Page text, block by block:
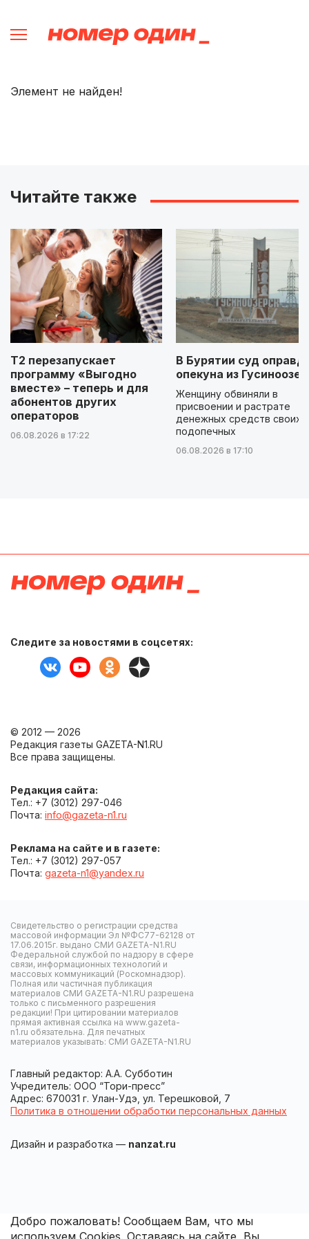
Элемент не найден!
Читайте также
Т2 перезапускает
программу «Выгодно
вместе» – теперь и для
абонентов других
операторов
06.08.2026 в 17:22
В Бурятии суд
опекуна из
Женщину обвиняли в
присвоении и растрате
денежных средств своих
подопечных
06.08.2026 в 17:10
Следите за новостями в соцсетях:
© 2012 — 2026
Редакция газеты GAZETA-N1.RU
Все права защищены.
Редакция сайта:
Тел.: +7 (3012) 297-046
Почта: info@gazeta-n1.ru
Реклама на сайте и в газете:
Тел.: +7 (3012) 297-057
Почта: gazeta-n1@yandex.ru
Свидетельство о регистрации средства
массовой информации Эл №ФС77-62128 от
17.06.2015г. выдано СМИ GAZETA-N1.RU
Федеральной службой по надзору в сфере
связи, информационных технологий и
массовых коммуникаций (Роскомнадзор).
Полная или частичная публикация
материалов СМИ GAZETA-N1.RU разрешена
только с письменного разрешения
редакции! При цитировании материалов
прямая активная ссылка на www.gazeta-
n1.ru обязательна. Для печатных
материалов указывать: СМИ GAZETA-N1.RU
Главный редактор: А.А. Субботин
Учредитель: ООО “Тори-пресс”
Адрес: 670031 г. Улан-Удэ, ул. Терешковой, 7
Политика в отношении обработки персональных данных
Дизайн и разработка — nanzat.ru
Добро пожаловать! Сообщаем Вам, что мы
используем Cookies. Оставаясь на сайте, Вы